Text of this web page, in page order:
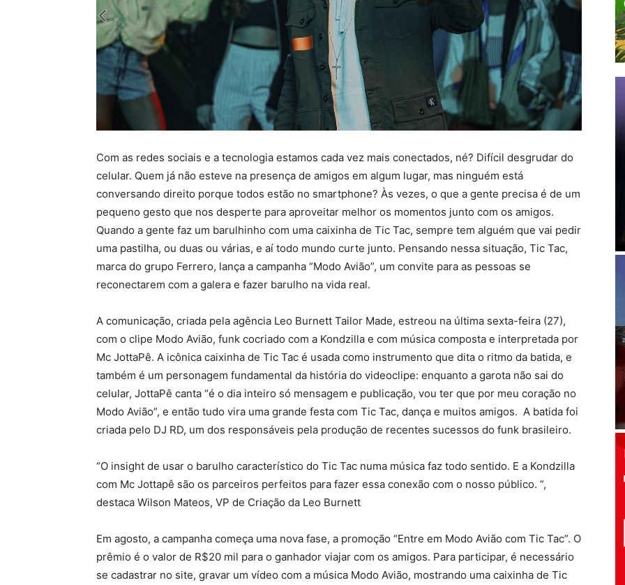
Com as redes sociais e a tecnologia estamos cada vez mais conectados, né? Difícil desgrudar do
celular. Quem já não esteve na presença de amigos em algum lugar, mas ninguém está
conversando direito porque todos estão no smartphone? Às vezes, o que a gente precisa é de um
pequeno gesto que nos desperte para aproveitar melhor os momentos junto com os amigos.
Quando a gente faz um barulhinho com uma caixinha de Tic Tac, sempre tem alguém que vai pedir
uma pastilha, ou duas ou várias, e aí todo mundo curte junto. Pensando nessa situação, Tic Tac,
marca do grupo Ferrero, lança a campanha “Modo Avião”, um convite para as pessoas se
reconectarem com a galera e fazer barulho na vida real.
A comunicação, criada pela agência Leo Burnett Tailor Made, estreou na última sexta-feira (27),
com o clipe Modo Avião, funk cocriado com a Kondzilla e com música composta e interpretada por
Mc JottaPê. A icônica caixinha de Tic Tac é usada como instrumento que dita o ritmo da batida, e
também é um personagem fundamental da história do videoclipe: enquanto a garota não sai do
celular, JottaPê canta “é o dia inteiro só mensagem e publicação, vou ter que por meu coração no
Modo Avião”, e então tudo vira uma grande festa com Tic Tac, dança e muitos amigos. A batida foi
criada pelo DJ RD, um dos responsáveis pela produção de recentes sucessos do funk brasileiro.
“O insight de usar o barulho característico do Tic Tac numa música faz todo sentido. E a Kondzilla
com Mc Jottapê são os parceiros perfeitos para fazer essa conexão com o nosso público. ”,
destaca Wilson Mateos, VP de Criação da Leo Burnett
Em agosto, a campanha começa uma nova fase, a promoção “Entre em Modo Avião com Tic Tac”. O
prêmio é o valor de R$20 mil para o ganhador viajar com os amigos. Para participar, é necessário
se cadastrar no site, gravar um vídeo com a música Modo Avião, mostrando uma caixinha de Tic